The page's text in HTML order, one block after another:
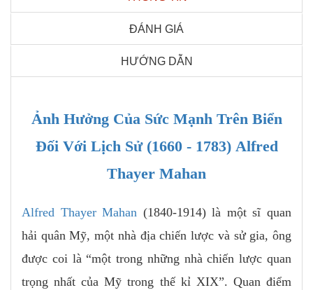
ĐÁNH GIÁ
HƯỚNG DẪN
Ảnh Hưởng Của Sức Mạnh Trên Biển
Đối Với Lịch Sử (1660 - 1783) Alfred
Thayer Mahan
Alfred Thayer Mahan (1840-1914) là một sĩ quan
hải quân Mỹ, một nhà địa chiến lược và sử gia, ông
được coi là “một trong những nhà chiến lược quan
trọng nhất của Mỹ trong thế kỉ XIX”. Quan điểm